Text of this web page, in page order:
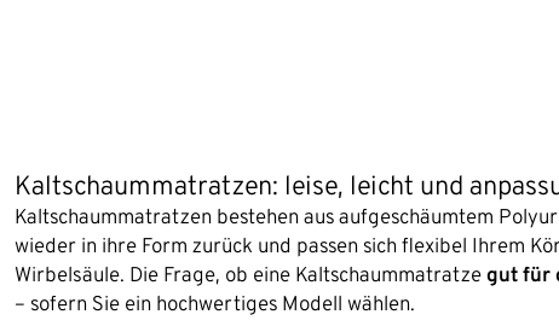
Kaltschaummatratzen: leise, leicht und
Kaltschaummatratzen bestehen aus aufgeschäumtem
wieder in ihre Form zurück und passen sich flexibel Ihrem
Wirbelsäule. Die Frage, ob eine Kaltschaummatratze gut für
– sofern Sie ein hochwertiges Modell wählen.